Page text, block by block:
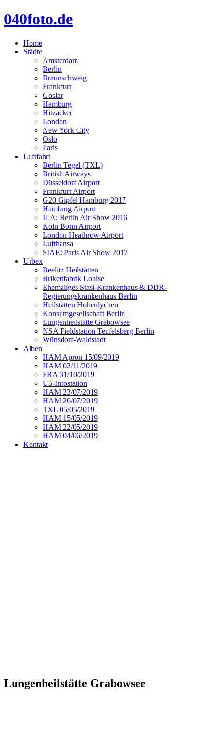
040foto.de
Home
Städte
Amsterdam
Berlin
Braunschweig
Frankfurt
Goslar
Hamburg
Hitzacker
London
New York City
Oslo
Paris
Luftfahrt
Berlin Tegel (TXL)
British Airways
Düsseldorf Airport
Frankfurt Airport
G20 Gipfel Hamburg 2017
Hamburg Airport
ILA: Berlin Air Show 2016
Köln Bonn Airport
London Heathrow Airport
Lufthansa
SIAE: Paris Air Show 2017
Urbex
Beelitz Heilstätten
Brikettfabrik Louise
Ehemaliges Stasi-Krankenhaus & DDR-
Regierungskrankenhaus Berlin
Heilstätten Hohenlychen
Konsumgesellschaft Berlin
Lungenheilstätte Grabowsee
NSA Fieldstation Teufelsberg Berlin
Wünsdorf-Waldstadt
Alben
HAM Apron 15/09/2019
HAM 02/11/2019
FRA 31/10/2019
U5-Infostation
HAM 23/07/2019
HAM 26/07/2019
TXL 05/05/2019
HAM 15/05/2019
HAM 22/05/2019
HAM 04/06/2019
Kontakt
Lungenheilstätte Grabowsee